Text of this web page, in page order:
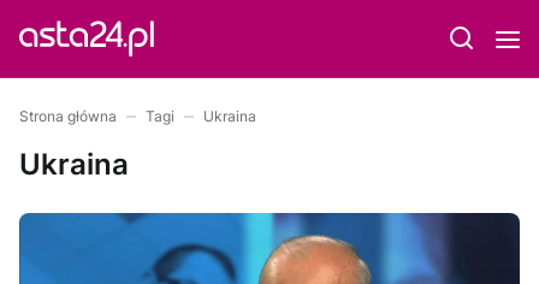
Strona główna Tagi Ukraina
Ukraina